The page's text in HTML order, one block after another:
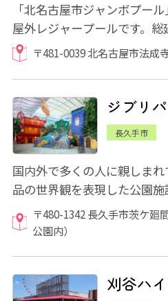
「北名古屋市ジャンボプー
屋外レジャープールです。
や全長56mスライダーを備え
〒481-0039 北名古屋市法成
ジブリ
長久手市
国内外で多くの人に親しま
品の世界観を表現した公園
「愛・地球博記念公園（モ
〒480-1342 長久手市茨ケ廻
公園内）
刈谷ハ